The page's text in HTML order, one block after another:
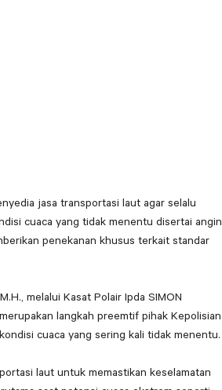
jasa transportasi laut agar selalu
cuaca yang tidak menentu disertai angin
penekanan khusus terkait standar
melalui Kasat Polair Ipda SIMON
langkah preemtif pihak Kepolisian
cuaca yang sering kali tidak menentu.
laut untuk memastikan keselamatan